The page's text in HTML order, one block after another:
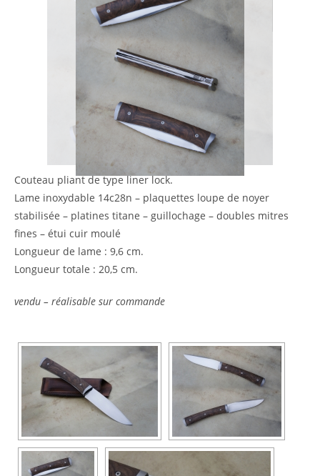
Couteau pliant de type liner lock.
Lame inoxydable 14c28n – plaquettes loupe de noyer
stabilisée – platines titane – guillochage – doubles mitres
fines – étui cuir moulé
Longueur de lame : 9,6 cm.
Longueur totale : 20,5 cm.
vendu – réalisable sur commande